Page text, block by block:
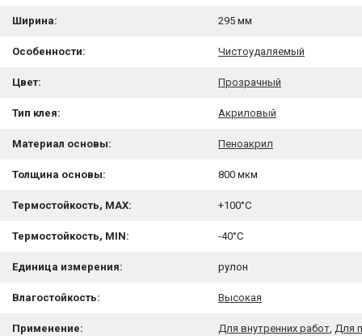
Ширина: 295 мм
Особенности: Чистоудаляемый
Цвет: Прозрачный
Тип клея: Акриловый
Материал основы: Пеноакрил
Толщина основы: 800 мкм
Термостойкость, MAX: +100°C
Термостойкость, MIN: -40°C
Единица измерения: рулон
Влагостойкость: Высокая
Применение: Для внутренних работ, Для